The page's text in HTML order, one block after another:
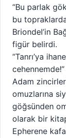
“Bu parlak
bu
Briondel’in
figür belirdi.
“Tanrı’ya
cehennemde!”
Adam
omuzlarına
göğsünden
olarak bir
Epherene